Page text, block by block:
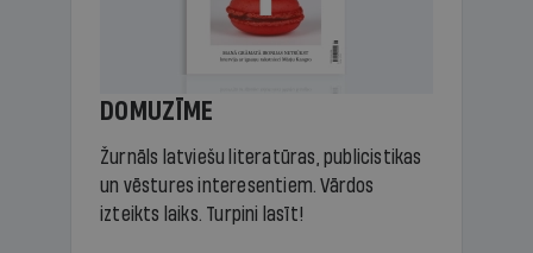
DOMUZĪME
Žurnāls latviešu literatūras, publicistikas
un vēstures interesentiem. Vārdos
izteikts laiks. Turpini lasīt!